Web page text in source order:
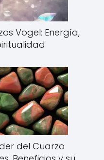
Vogel: Energía,
del Cuarzo